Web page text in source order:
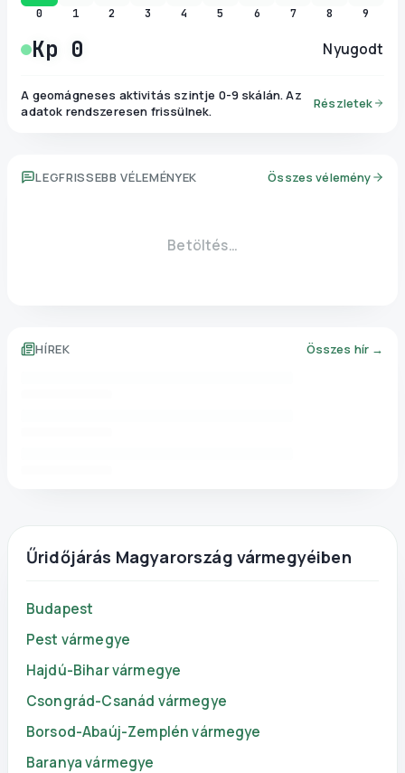
0 1 2 3 4 5 6 7 8 9
Kp 0 Nyugodt
A geomágneses aktivitás szintje 0-9 skálán. Az
adatok rendszeresen frissülnek.
Részletek
LEGFRISSEBB VÉLEMÉNYEK Összes vélemény
Betöltés…
HÍREK Összes hír →
Űridőjárás Magyarország vármegyéiben
Budapest
Pest vármegye
Hajdú-Bihar vármegye
Csongrád-Csanád vármegye
Borsod-Abaúj-Zemplén vármegye
Baranya vármegye